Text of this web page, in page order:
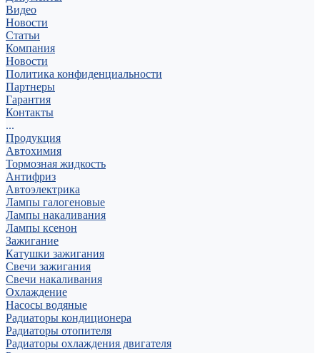
Видео
Новости
Статьи
Компания
Новости
Политика конфиденциальности
Партнеры
Гарантия
Контакты
...
Продукция
Автохимия
Тормозная жидкость
Антифриз
Автоэлектрика
Лампы галогеновые
Лампы накаливания
Лампы ксенон
Зажигание
Катушки зажигания
Свечи зажигания
Свечи накаливания
Охлаждение
Насосы водяные
Радиаторы кондиционера
Радиаторы отопителя
Радиаторы охлаждения двигателя